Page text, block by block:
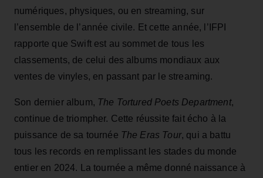
numériques, physiques, ou en streaming, sur
l’ensemble de l’année civile. Et cette année, l’IFPI
rapporte que Swift est au sommet de tous les
classements, de celui des albums mondiaux aux
ventes de vinyles, en passant par le streaming.
Son dernier album, The Tortured Poets Department,
continue de triompher. Cette réussite fait écho à la
puissance de sa tournée The Eras Tour, qui a battu
tous les records en remplissant les stades du monde
entier en 2024. La tournée a même donné naissance à